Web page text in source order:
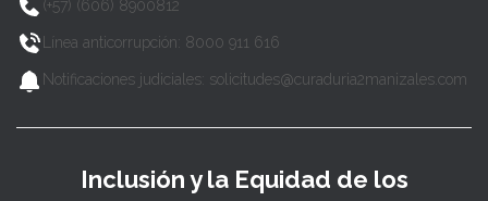
(+57) (606) 8900812
Línea anticorrupción: 8000 911 616
Notificaciones judiciales: solicitudes@curaduria2manizales.com
Inclusión y la Equidad de los